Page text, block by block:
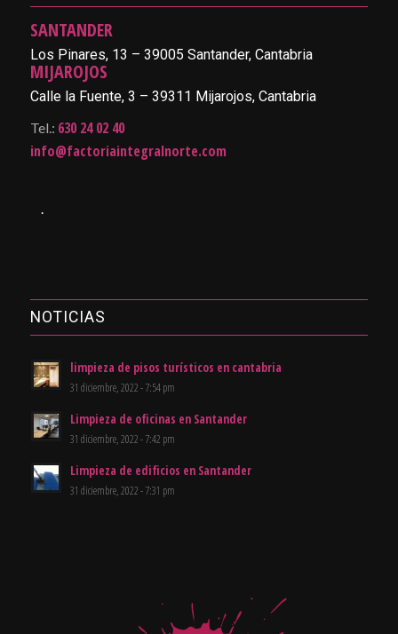
SANTANDER
Los Pinares, 13 – 39005 Santander, Cantabria
MIJAROJOS
Calle la Fuente, 3 – 39311 Mijarojos, Cantabria
Tel.: 630 24 02 40
info@factoriaintegralnorte.com
NOTICIAS
limpieza de pisos turísticos en cantabria
31 diciembre, 2022 - 7:54 pm
Limpieza de oficinas en Santander
31 diciembre, 2022 - 7:42 pm
Limpieza de edificios en Santander
31 diciembre, 2022 - 7:31 pm